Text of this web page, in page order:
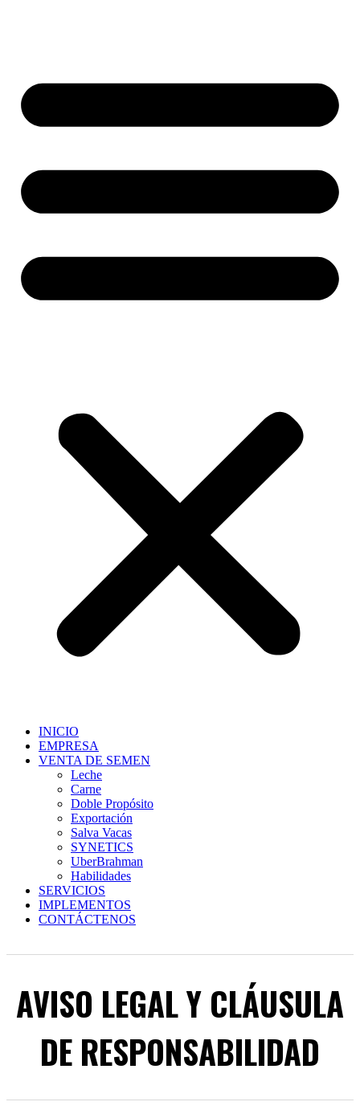
INICIO
EMPRESA
VENTA DE SEMEN
Leche
Carne
Doble Propósito
Exportación
Salva Vacas
SYNETICS
UberBrahman
Habilidades
SERVICIOS
IMPLEMENTOS
CONTÁCTENOS
AVISO LEGAL Y CLÁUSULA
DE RESPONSABILIDAD